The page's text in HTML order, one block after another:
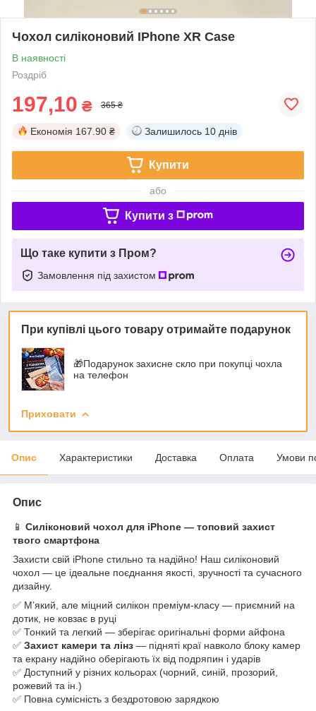
Чохол силіконовий IPhone XR Case
В наявності
Роздріб
197,10 ₴ 365 ₴
Економія 167.90 ₴ Залишилось 10 днів
Купити
або
Купити з
Що таке купити з Пром?
Замовлення під захистом
При купівлі цього товару отримайте подарунок
🎁Подарунок захисне скло при покупці чохла
на телефон
Приховати
Опис Характеристики Доставка Оплата Умови
Опис
📱 Силіконовий чохол для iPhone — топовий захист
твого смартфона
Захисти свій iPhone стильно та надійно! Наш силіконовий
чохол — це ідеальне поєднання якості, зручності та сучасного
дизайну.
✅ М’який, але міцний силікон преміум-класу — приємний на
дотик, не ковзає в руці
✅ Тонкий та легкий — зберігає оригінальні форми айфона
✅ Захист камери та лінз — підняті краї навколо блоку камер
та екрану надійно оберігають їх від подряпин і ударів
✅ Доступний у різних кольорах (чорний, синій, прозорий,
рожевий та ін.)
✅ Повна сумісність з бездротовою зарядкою